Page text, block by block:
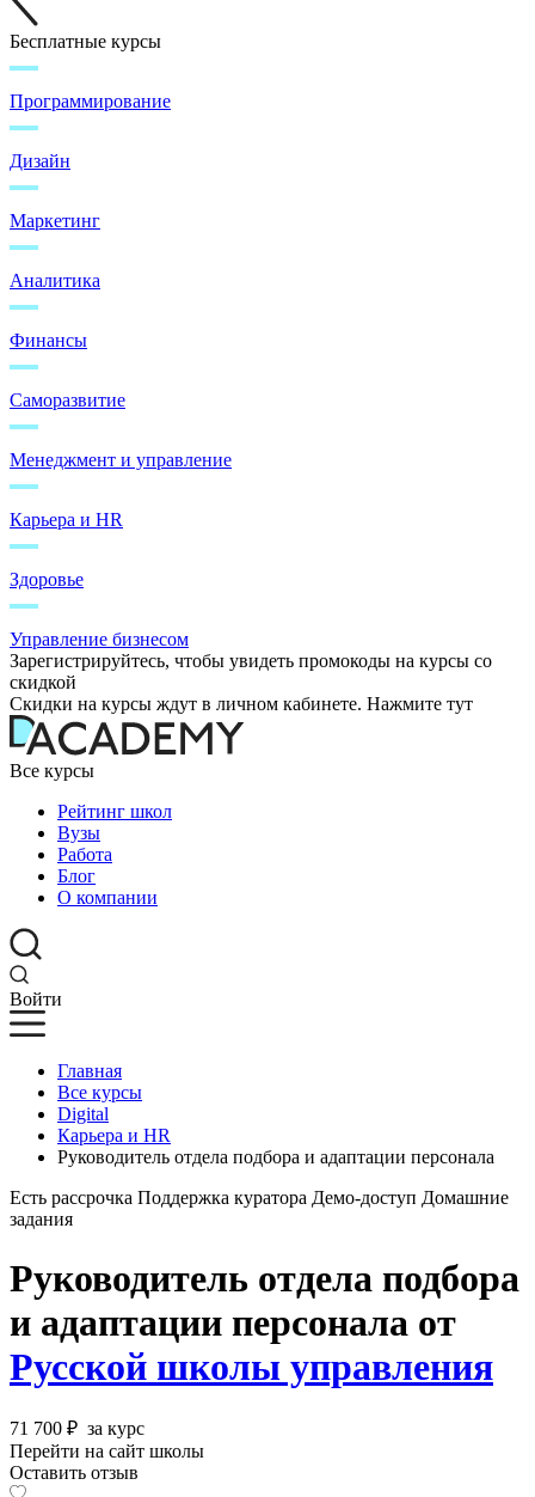
Бесплатные курсы
Программирование
Дизайн
Маркетинг
Аналитика
Финансы
Саморазвитие
Менеджмент и управление
Карьера и HR
Здоровье
Управление бизнесом
Зарегистрируйтесь, чтобы увидеть промокоды на курсы со
скидкой
Скидки на курсы ждут в личном кабинете. Нажмите тут
Все курсы
Рейтинг школ
Вузы
Работа
Блог
О компании
Войти
Главная
Все курсы
Digital
Карьера и HR
Руководитель отдела подбора и адаптации персонала
Есть рассрочка Поддержка куратора Демо-доступ Домашние
задания
Руководитель отдела подбора
и адаптации персонала от
Русской школы управления
71 700 ₽ за курс
Перейти на сайт школы
Оставить отзыв